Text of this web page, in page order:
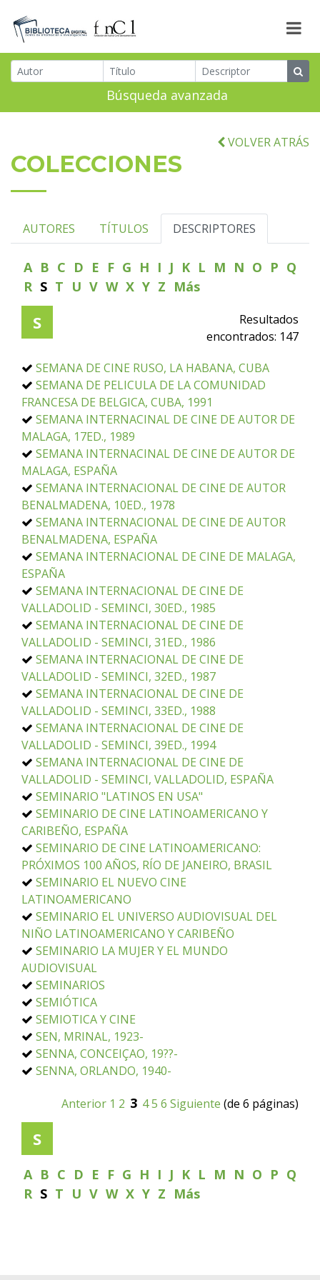
Búsqueda avanzada
VOLVER ATRÁS
COLECCIONES
AUTORES TÍTULOS DESCRIPTORES
A B C D E F G H I J K L M N O P Q
R S T U V W X Y Z Más
S
Resultados
encontrados: 147
SEMANA DE CINE RUSO, LA HABANA, CUBA
SEMANA DE PELICULA DE LA COMUNIDAD
FRANCESA DE BELGICA, CUBA, 1991
SEMANA INTERNACINAL DE CINE DE AUTOR DE
MALAGA, 17ED., 1989
SEMANA INTERNACINAL DE CINE DE AUTOR DE
MALAGA, ESPAÑA
SEMANA INTERNACIONAL DE CINE DE AUTOR
BENALMADENA, 10ED., 1978
SEMANA INTERNACIONAL DE CINE DE AUTOR
BENALMADENA, ESPAÑA
SEMANA INTERNACIONAL DE CINE DE MALAGA,
ESPAÑA
SEMANA INTERNACIONAL DE CINE DE
VALLADOLID - SEMINCI, 30ED., 1985
SEMANA INTERNACIONAL DE CINE DE
VALLADOLID - SEMINCI, 31ED., 1986
SEMANA INTERNACIONAL DE CINE DE
VALLADOLID - SEMINCI, 32ED., 1987
SEMANA INTERNACIONAL DE CINE DE
VALLADOLID - SEMINCI, 33ED., 1988
SEMANA INTERNACIONAL DE CINE DE
VALLADOLID - SEMINCI, 39ED., 1994
SEMANA INTERNACIONAL DE CINE DE
VALLADOLID - SEMINCI, VALLADOLID, ESPAÑA
SEMINARIO "LATINOS EN USA"
SEMINARIO DE CINE LATINOAMERICANO Y
CARIBEÑO, ESPAÑA
SEMINARIO DE CINE LATINOAMERICANO:
PRÓXIMOS 100 AÑOS, RÍO DE JANEIRO, BRASIL
SEMINARIO EL NUEVO CINE
LATINOAMERICANO
SEMINARIO EL UNIVERSO AUDIOVISUAL DEL
NIÑO LATINOAMERICANO Y CARIBEÑO
SEMINARIO LA MUJER Y EL MUNDO
AUDIOVISUAL
SEMINARIOS
SEMIÓTICA
SEMIOTICA Y CINE
SEN, MRINAL, 1923-
SENNA, CONCEIÇAO, 19??-
SENNA, ORLANDO, 1940-
Anterior 1 2 3 45 6 Siguiente (de 6 páginas)
S
A B C D E F G H I J K L M N O P Q
R S T U V W X Y Z Más